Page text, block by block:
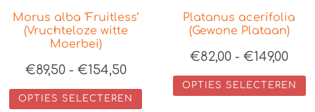
Morus alba ‘Fruitless’
(Vruchteloze witte
Moerbei)
€89,50 - €154,50
OPTIES SELECTEREN
Platanus acerifolia
(Gewone Plataan)
€82,00 - €149,00
OPTIES SELECTEREN